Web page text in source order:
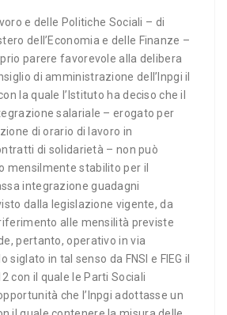
e delle Politiche Sociali – di
dell’Economia e delle Finanze –
parere favorevole alla delibera
di amministrazione dell’Inpgi il
la quale l’Istituto ha deciso che il
salariale – erogato per
di orario di lavoro in
di solidarietà – non può
mensilmente stabilito per il
integrazione guadagni
dalla legislazione vigente, da
alle mensilità previste
pertanto, operativo in via
siglato in tal senso da FNSI e FIEG il
con il quale le Parti Sociali
che l’Inpgi adottasse un